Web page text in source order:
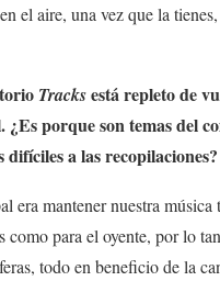
el aire, una vez que la
Tracksestá repleto de
porque son temas del
difíciles a las recopilaciones?
mantener nuestra música
como para el oyente, por lo
todo en beneficio de la